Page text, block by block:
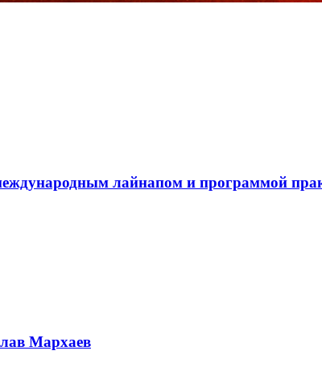
лайнапом и программой
Мархаев